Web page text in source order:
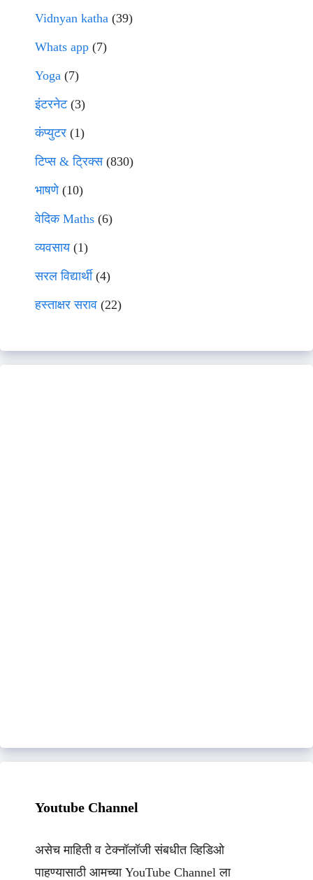
Vidnyan katha (39)
Whats app (7)
Yoga (7)
इंटरनेट(3)
कंप्युटर (1)
टिप्स & ट्रिक्स(830)
भाषणे(10)
वेदिक Maths (6)
व्यवसाय(1)
सरल विद्यार्थी(4)
हस्ताक्षर सराव (22)
Youtube Channel
असेच माहिती व टेक्नॉलॉजी संबधीत व्हिडिओ
पाहण्यासाठी आमच्या YouTube Channel ला